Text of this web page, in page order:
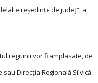
reşedinţe de judeţ“, a
regiunii vor fi amplasate, de
Direcţia Regională Silvică